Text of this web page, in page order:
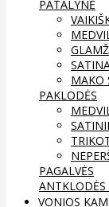
PATALYNĖ
MAKO
PAKLODĖS
PAGALVĖS
ANTKLODĖS
VONIOS